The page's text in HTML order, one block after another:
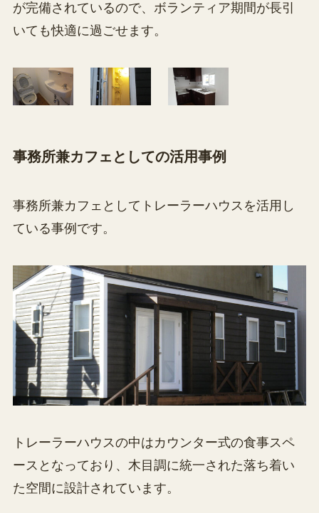
が完備されているので、ボランティア期間が長引
いても快適に過ごせます。
事務所兼カフェとしての活用事例
事務所兼カフェとしてトレーラーハウスを活用し
ている事例です。
トレーラーハウスの中はカウンター式の食事スペ
ースとなっており、木目調に統一された落ち着い
た空間に設計されています。